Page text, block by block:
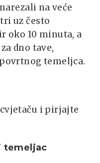
na veće
uz često
oko 10 minuta, a
dno tave,
temeljca.
i pirjajte
temeljac